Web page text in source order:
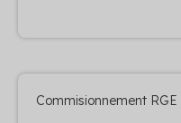
Commisionnement RGE